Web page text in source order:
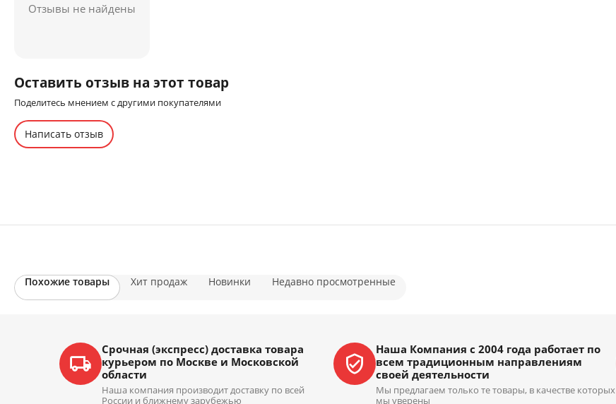
Отзывы не найдены
Оставить отзыв на этот товар
Поделитесь мнением с другими покупателями
Написать отзыв
Похожие товары Хит продаж Новинки Недавно просмотренные
Срочная (экспресс) доставка товара
курьером по Москве и Московской
области
Наша компания производит доставку по всей
России и ближнему зарубежью
Наша Компания с 2004 года работает по
всем традиционным направлениям
своей деятельности
Мы предлагаем только те товары, в качестве которых
мы уверены